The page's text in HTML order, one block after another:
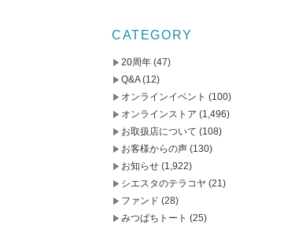
CATEGORY
20周年 (47)
Q&A(12)
オンラインイベント (100)
オンラインストア (1,496)
お取扱店について (108)
お客様からの声 (130)
お知らせ (1,922)
シエスタのテラコヤ (21)
ファンド (28)
みつばちトート (25)